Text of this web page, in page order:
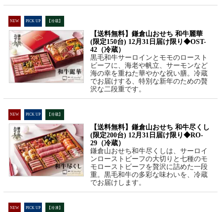
NEW PICK UP 【冷蔵】
【送料無料】鎌倉山おせち 和牛麗華
(限定150台) 12月31日届け限り◆OST-
42（冷蔵）
黒毛和牛サーロインとモモのロースト
ビーフに、海老や帆立、サーモンなど
海の幸を重ねた華やかな祝い膳。冷蔵
でお届けする、特別な新年のための贅
沢な二段重です。
NEW PICK UP 【冷蔵】
【送料無料】鎌倉山おせち 和牛尽くし
(限定200台) 12月31日届け限り◆RO-
29（冷蔵）
鎌倉山おせち和牛尽くしは、サーロイ
ンローストビーフの大切りと七種のモ
モローストビーフを贅沢に詰めた一段
重。黒毛和牛の多彩な味わいを、冷蔵
でお届けします。
NEW PICK UP 【冷凍】